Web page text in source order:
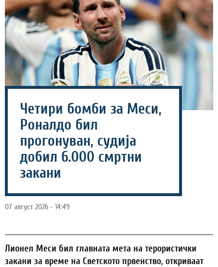
Четири бомби за Меси,
Роналдо бил
прогонуван, судија
добил 6.000 смртни
закани
07 август 2026 - 14:49
Лионел Меси бил главната мета на терористички
закани за време на Светското првенство, откриваат